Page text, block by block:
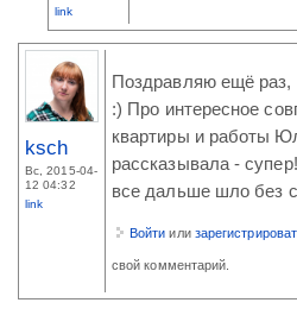
link
ksch
Вс, 2015-04-
12 04:32
link
Поздравляю ещё
:) Про интересное
квартиры и работы
рассказывала -
все дальше шло без
Войти или
свой комментарий.